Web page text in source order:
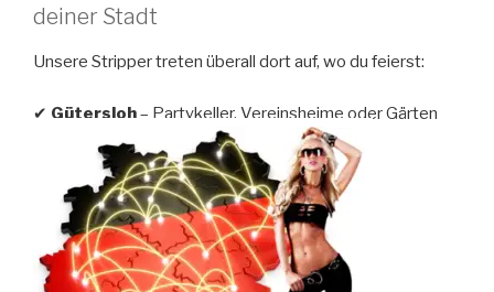
deiner Stadt
Unsere Stripper treten überall dort auf, wo du feierst:
✔ Gütersloh– Partykeller, Vereinsheime oder Gärten